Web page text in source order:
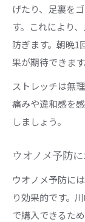
げたり、足裏を
す。これにより
防ぎます。朝晩1
果が期待できます
ストレッチは無
痛みや違和感を
しましょう。
ウオノメ予防
ウオノメ予防に
り効果的です。
で購入できるた